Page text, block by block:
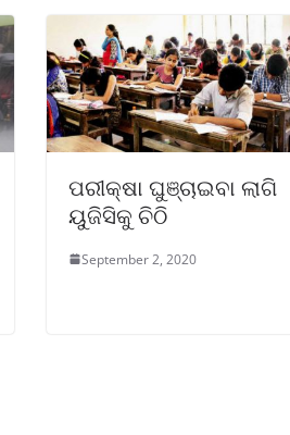
ପରୀକ୍ଷା ଘୁଞ୍ଚାଇବା ଲାଗି
ୟୁଜିସିକୁ ଚିଠି
September 2, 2020